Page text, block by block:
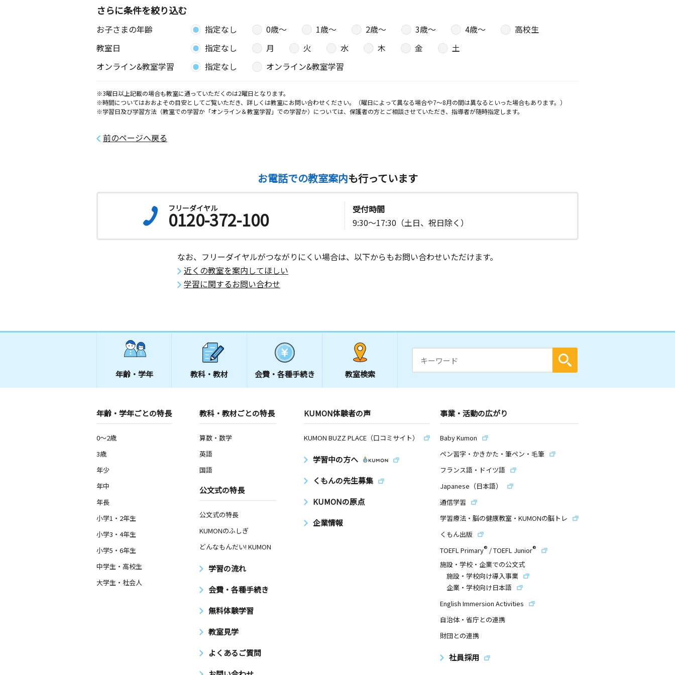
さらに条件を絞り込む
お子さまの年齢 指定なし 0歳〜 1歳〜 2歳〜 3歳〜 4歳〜
高校生
教室日
指定なし 月 火 水 木 金
土
オンライン&教室学習
指定なし オンライン&教室学習
※3曜日以上記載の場合も教室に通っていただくのは2曜日となります。
※時間についてはおおよその目安としてご覧いただき、詳しくは教室にお問い合わせください。（曜日によって異なる場合や7～8月の間は異なるといった場合もあります。）
※学習日及び学習方法（教室での学習か「オンライン＆教室学習」での学習か）については、保護者の方とご相談させていただき、指導者が随時指定します。
前のページへ戻る
お電話での教室案内も行っています
フリーダイヤル
0120-372-100
受付時間
9:30～17:30（土日、祝日除く）
なお、フリーダイヤルがつながりにくい場合は、以下からもお問い合わせいただけます。
近くの教室を案内してほしい
学習に関するお問い合わせ
年齢・学年 教科・教材 会費・ 各種手続き 教室検索
年齢・学年ごとの特長
0～2歳
3歳
年少
年中
年長
小学1・2年生
小学3・4年生
小学5・6年生
中学生・高校生
大学生・社会人
教科・教材ごとの特長
算数・数学
英語
国語
公文式の特長
公文式の特長
KUMONのふしぎ
どんなもんだい! KUMON
学習の流れ
会費・各種手続き
無料体験学習
教室見学
よくあるご質問
KUMON体験者の声
KUMON BUZZ PLACE（口コミサイト）
学習中の方へ
くもんの先生募集
KUMONの原点
企業情報
事業・活動の広がり
Baby Kumon
ペン習字・かきかた・筆ペン・毛筆
フランス語・ドイツ語
Japanese（日本語）
通信学習
学習療法・脳の健康教室・KUMONの脳トレ
くもん出版
TOEFL Primary® /TOEFL Junior®
施設・学校・企業での公文式
施設・学校向け導入事業
企業・学校向け日本語
English Immersion Activities
自治体・省庁との連携
財団との連携
社員採用